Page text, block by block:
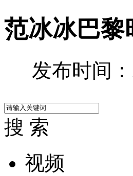
范冰冰巴黎
发布时间
搜 索
视频